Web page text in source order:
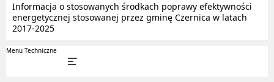
Informacja o stosowanych środkach poprawy efektywności
energetycznej stosowanej przez gminę Czernica w latach
2017-2025
Menu Techniczne